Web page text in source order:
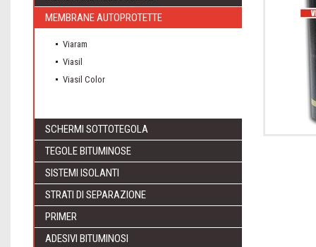
MEMBRANE AUTOPROTETTE
Viaram
Viasil
Viasil Color
SCHERMI SOTTOTEGOLA
TEGOLE BITUMINOSE
SISTEMI ISOLANTI
STRATI DI SEPARAZIONE
PRIMER
ADESIVI BITUMINOSI